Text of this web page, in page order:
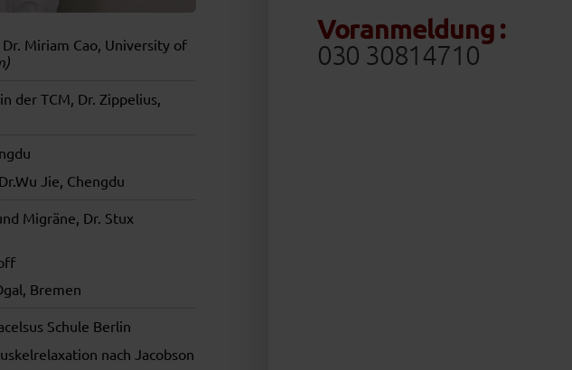
Voranmeldung :
030 30814710
Miriam Cao, University of
der TCM, Dr. Zippelius,
Jie, Chengdu
Migräne, Dr. Stux
Bremen
Schule Berlin
nach Jacobson